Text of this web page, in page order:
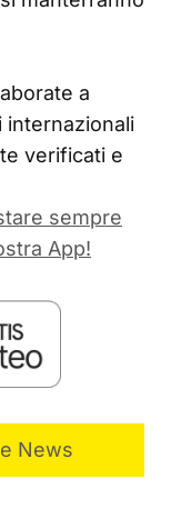
a
internazionali
verificati e
sempre
App!
News